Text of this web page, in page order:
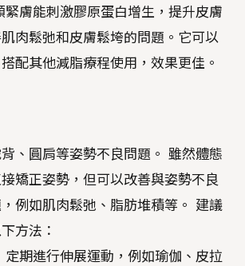
緊膚能刺激膠原蛋白增生，提升皮膚
肉鬆弛和皮膚鬆垮的問題。它可以
配其他減脂療程使用，效果更佳。
、圓肩等姿勢不良問題。 雖然體態
矯正姿勢，但可以改善與姿勢不良
例如肌肉鬆弛、脂肪堆積等。 建議
方法：
定期進行伸展運動，例如瑜伽、皮拉